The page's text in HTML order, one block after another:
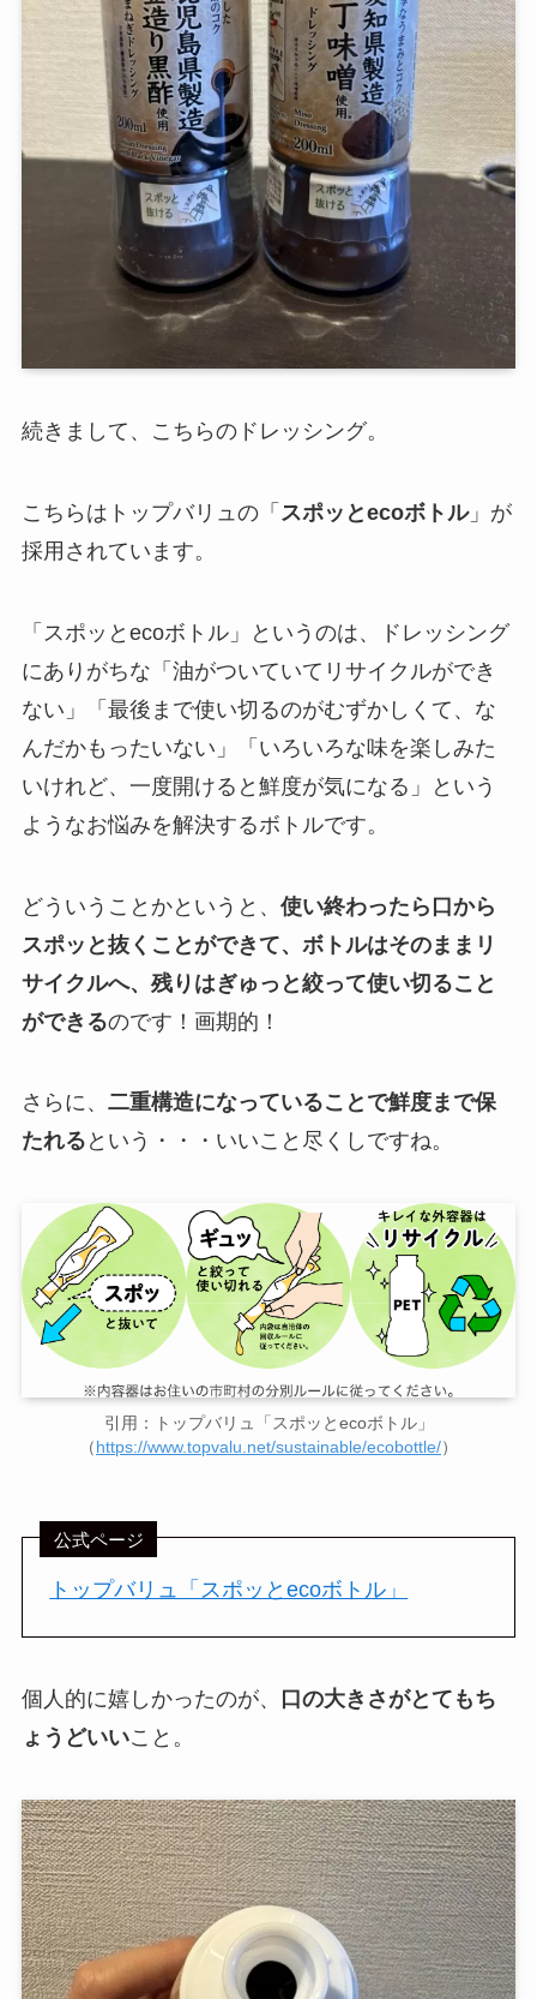
続きまして、こちらのドレッシング。
こちらはトップバリュの「 スポッとecoボトル」が
採用されています。
「スポッとecoボトル」というのは、ドレッシング
にありがちな「油がついていてリサイクルができ
ない」「最後まで使い切るのがむずかしくて、な
んだかもったいない」「いろいろな味を楽しみた
いけれど、一度開けると鮮度が気になる」という
ようなお悩みを解決するボトルです。
どういうことかというと、 使い終わったら口から
スポッと抜くことができて、ボトルはそのままリ
サイクルへ、残りはぎゅっと絞って使い切ること
ができるのです！画期的！
さらに、 二重構造になっていることで鮮度まで保
たれる という・・・いいこと尽くしですね。
引用：トップバリュ「スポッとecoボトル」
（https://www.topvalu.net/sustainable/ecobottle/）
公式ページ
トップバリュ「スポッとecoボトル」
個人的に嬉しかったのが、
口の大きさがとてもち
ょうどいいこと。